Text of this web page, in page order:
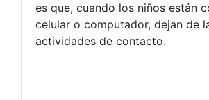
es que, cuando los niños están
celular o computador, dejan de
actividades de contacto.